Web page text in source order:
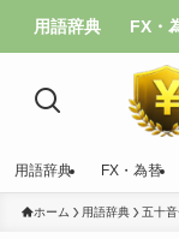
用語辞典 FX・
用語辞典 FX・為替
ホーム 用語辞典 五十